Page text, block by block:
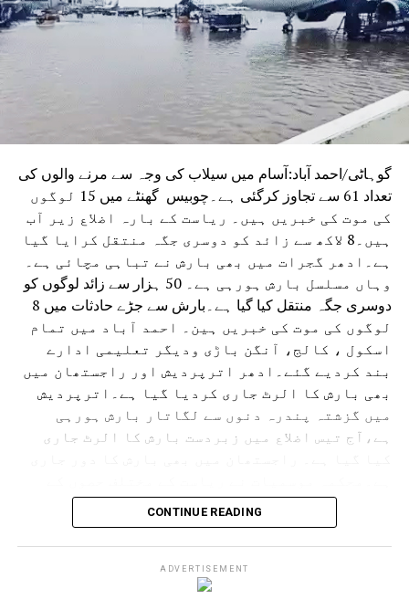
منسوخ کر دیا تھا، جس کے تحت مسلم برادری کو اس مقام پر
جمعہ کی نماز ادا کرنے کی اجازت حاصل تھی۔
گوہاٹی/احمد آباد:آسام میں سیلاب کی وجہ سے مرنے والوں کی
تعداد 61 سے تجاوز کرگئی ہے۔چوبیس گھنٹے میں 15 لوگوں
کی موت کی خبریں ہیں۔ ریاست کے بارہ اضلاع زیر آب
ہیں۔8 لاکھ سے زائد کو دوسری جگہ منتقل کرایا گیا
ہے۔ادھر گجرات میں بھی بارش نے تباہی مچائی ہے۔
وہاں مسلسل بارش ہورہی ہے۔ 50 ہزار سے زائد لوگوں کو
دوسری جگہ منتقل کیا گیا ہے۔بارش سے جڑے حادثات میں 8
لوگوں کی موت کی خبریں ہین۔ احمد آباد میں تمام
اسکول ، کالج، آنگن باڑی ودیگر تعلیمی ادارے
بند کردیے گئے۔ادھر اترپردیش اور راجستھان میں
بھی بارش کا الرٹ جاری کردیا گیا ہے۔اترپردیش
میں گزشتہ پندرہ دنوں سے لگاتار بارش ہورہی
ہے،آج تیس اضلاع میں زبردست بارش کا الرٹ جاری
لئے الرٹ جاری کردیا ہے۔ حالانکہ جموں وکشمیر
میں لینڈ سلائڈنگ کی وجہ سے آمدورفت ٹھپ تھی لیکن
اب چھ دنوں کے بعد آمدورفت جاری ہوئی ہے۔
امرناتھ یاترا بھی شروع کردی گئی ہے۔
CONTINUE READING
ADVERTISEMENT